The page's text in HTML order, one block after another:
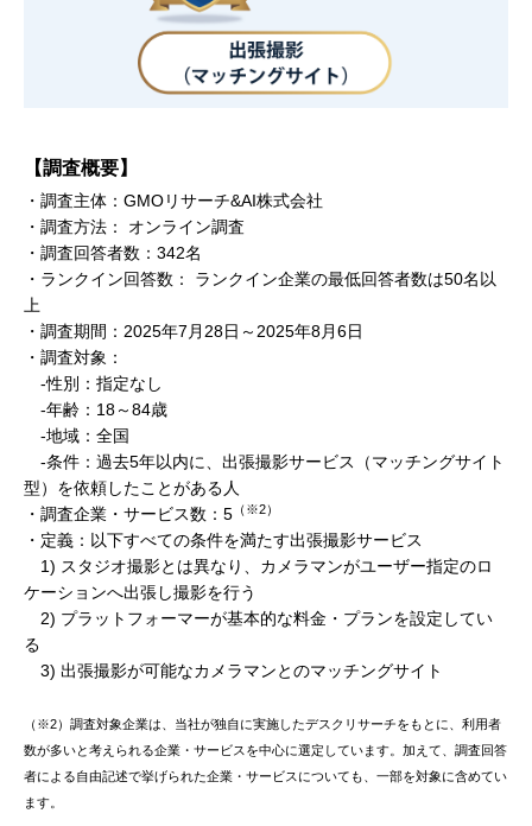
【調査概要】
・調査主体：GMOリサーチ&AI株式会社
・調査方法： オンライン調査
・調査回答者数：342名
・ランクイン回答数： ランクイン企業の最低回答者数は50名以
上
・調査期間：2025年7月28日～2025年8月6日
・調査対象：
‐性別：指定なし
‐年齢：18～84歳
‐地域：全国
‐条件：過去5年以内に、出張撮影サービス（マッチングサイト
型）を依頼したことがある人
・調査企業・サービス数：5 （※2）
・定義：以下すべての条件を満たす出張撮影サービス
1) スタジオ撮影とは異なり、カメラマンがユーザー指定のロ
ケーションへ出張し撮影を行う
2) プラットフォーマーが基本的な料金・プランを設定してい
る
3) 出張撮影が可能なカメラマンとのマッチングサイト
（※2）調査対象企業は、当社が独自に実施したデスクリサーチをもとに、利用者
数が多いと考えられる企業・サービスを中心に選定しています。加えて、調査回答
者による自由記述で挙げられた企業・サービスについても、一部を対象に含めてい
ます。